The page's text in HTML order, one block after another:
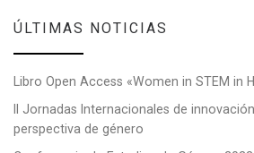
ÚLTIMAS NOTICIAS
Libro Open Access «Women in STEM in
II Jornadas Internacionales de
perspectiva de género